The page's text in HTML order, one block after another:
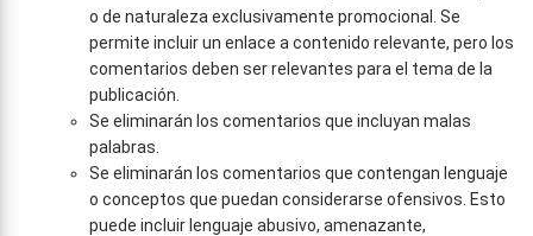
o de naturaleza exclusivamente promocional. Se
permite incluir un enlace a contenido relevante, pero los
comentarios deben ser relevantes para el tema de la
publicación.
Se eliminarán los comentarios que incluyan malas
palabras.
Se eliminarán los comentarios que contengan lenguaje
o conceptos que puedan considerarse ofensivos. Esto
puede incluir lenguaje abusivo, amenazante,